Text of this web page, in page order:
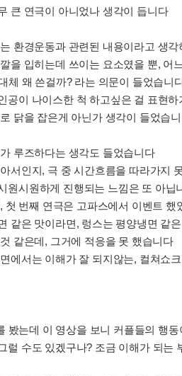
큰 연극이 아니었나 생각이 듭니다
환경운동과 관련된 내용이라고 생각
을 입히는데 쓰이는 요소였을 뿐, 어
체 왜 쓴걸까? 라는 의문이 들었습니
공이 나이스한 척 하고싶은 걸 표현
닭을 잡은게 아닌가 생각이 들었습
루즈하다는 생각도 들었습니다
서인지, 극 중 시간흐름을 따라가지
원시원하게 진행되는 느낌은 또 아닙
첫 번째 연극은 고파스에서 이벤트 했
같은 맛이라면, 렁스는 평양냉면 같
같은데, 그거에 적응을 못 했습니다
에서는 이해가 잘 되지않는, 컬쳐쇼
봤는데 이 영상을 보니 커플들의 행
럴 수도 있겠구나? 조금 이해가 되는